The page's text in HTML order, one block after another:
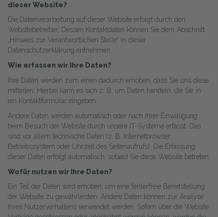
dieser Website?
Die Datenverarbeitung auf dieser Website erfolgt durch den
Websitebetreiber. Dessen Kontaktdaten können Sie dem Abschnitt
„Hinweis zur Verantwortlichen Stelle“ in dieser
Datenschutzerklärung entnehmen.
Wie erfassen wir Ihre Daten?
Ihre Daten werden zum einen dadurch erhoben, dass Sie uns diese
mitteilen. Hierbei kann es sich z. B. um Daten handeln, die Sie in
ein Kontaktformular eingeben.
Andere Daten werden automatisch oder nach Ihrer Einwilligung
beim Besuch der Website durch unsere IT-Systeme erfasst. Das
sind vor allem technische Daten (z. B. Internetbrowser,
Betriebssystem oder Uhrzeit des Seitenaufrufs). Die Erfassung
dieser Daten erfolgt automatisch, sobald Sie diese Website betreten.
Wofür nutzen wir Ihre Daten?
Ein Teil der Daten wird erhoben, um eine fehlerfreie Bereitstellung
der Website zu gewährleisten. Andere Daten können zur Analyse
Ihres Nutzerverhaltens verwendet werden. Sofern über die Website